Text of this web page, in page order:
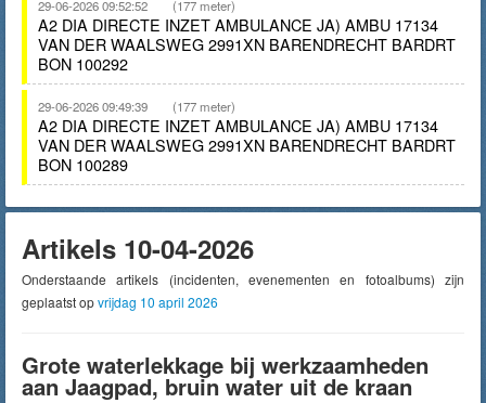
29-06-2026 09:52:52 (177 meter)
A2 DIA DIRECTE INZET AMBULANCE JA) AMBU 17134
VAN DER WAALSWEG 2991XN BARENDRECHT BARDRT
BON 100292
29-06-2026 09:49:39 (177 meter)
A2 DIA DIRECTE INZET AMBULANCE JA) AMBU 17134
VAN DER WAALSWEG 2991XN BARENDRECHT BARDRT
BON 100289
Artikels 10-04-2026
Onderstaande artikels (incidenten, evenementen en fotoalbums) zijn
geplaatst opvrijdag 10 april 2026
Grote waterlekkage bij werkzaamheden
aan Jaagpad, bruin water uit de kraan